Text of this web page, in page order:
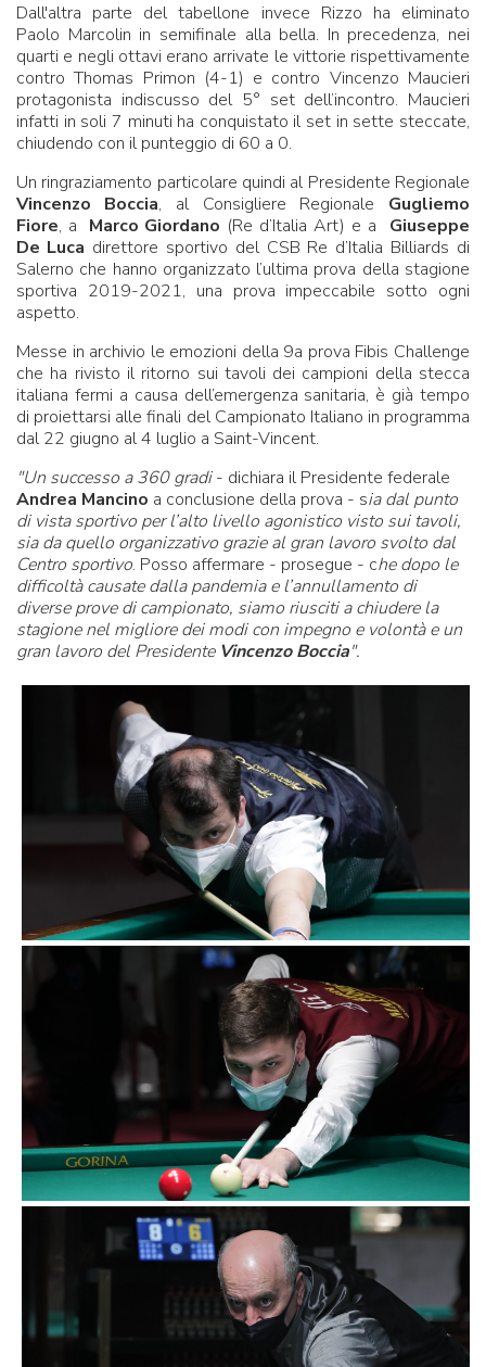
Dall'altra parte del tabellone invece Rizzo ha eliminato
Paolo Marcolin in semifinale alla bella. In precedenza, nei
quarti e negli ottavi erano arrivate le vittorie rispettivamente
contro Thomas Primon (4-1) e contro Vincenzo Maucieri
protagonista indiscusso del 5° set dell’incontro. Maucieri
infatti in soli 7 minuti ha conquistato il set in sette steccate,
chiudendo con il punteggio di 60 a 0.
Un ringraziamento particolare quindi al Presidente Regionale
Vincenzo Boccia, al Consigliere Regionale Gugliemo
Fiore, a Marco Giordano (Re d’Italia Art) e a Giuseppe
De Luca direttore sportivo del CSB Re d’Italia Billiards di
Salerno che hanno organizzato l’ultima prova della stagione
sportiva 2019-2021, una prova impeccabile sotto ogni
aspetto.
Messe in archivio le emozioni della 9a prova Fibis Challenge
che ha rivisto il ritorno sui tavoli dei campioni della stecca
italiana fermi a causa dell’emergenza sanitaria, è già tempo
di proiettarsi alle finali del Campionato Italiano in programma
dal 22 giugno al 4 luglio a Saint-Vincent.
"Un successo a 360 gradi- dichiara il Presidente federale
Andrea Mancino a conclusione della prova - sia dal punto
di vista sportivo per l’alto livello agonistico visto sui tavoli,
sia da quello organizzativo grazie al gran lavoro svolto dal
Centro sportivo. Posso affermare - prosegue - che dopo le
difficoltà causate dalla pandemia e l’annullamento di
diverse prove di campionato, siamo riusciti a chiudere la
stagione nel migliore dei modi con impegno e volontà e un
gran lavoro del Presidente Vincenzo Boccia".